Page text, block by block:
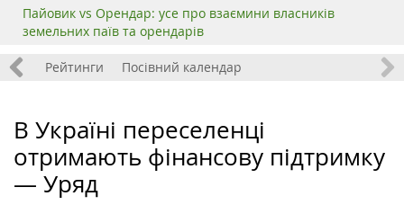
Пайовик vs Орендар: усе про взаємини власників
земельних паїв та орендарів
Рейтинги Посівний календар
В Україні переселенці
отримають фінансову підтримку
— Уряд